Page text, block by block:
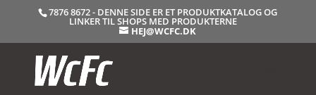
7876 8672 - DENNE SIDE ER ET PRODUKTKATALOG OG
LINKER TIL SHOPS MED PRODUKTERNE
HEJ@WCFC.DK